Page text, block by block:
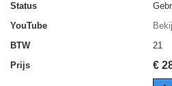
Status
YouTube
BTW
21
Prijs
€